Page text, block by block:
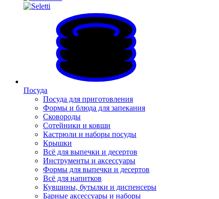
Посуда
Посуда для приготовления
Формы и блюда для запекания
Сковороды
Сотейники и ковши
Кастрюли и наборы посуды
Крышки
Всё для выпечки и десертов
Инструменты и аксессуары
Формы для выпечки и десертов
Всё для напитков
Кувшины, бутылки и диспенсеры
Барные аксессуары и наборы